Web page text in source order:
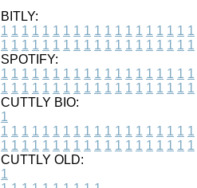
BITLY:
1 1 1 1 1 1 1 1 1 1 1 1 1 1 1 1 1 1 1
1 1 1 1 1 1 1 1 1 1 1 1 1 1 1 1 1 1 1
SPOTIFY:
1 1 1 1 1 1 1 1 1 1 1 1 1 1 1 1 1 1 1
1 1 1 1 1 1 1 1 1 1 1 1 1 1 1 1 1 1 1
CUTTLY BIO:
1
1 1 1 1 1 1 1 1 1 1 1 1 1 1 1 1 1 1 1
1 1 1 1 1 1 1 1 1 1 1 1 1 1 1 1 1 1 1
CUTTLY OLD:
1